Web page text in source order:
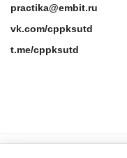
practika@embit.ru
vk.com/cppksutd
t.me/cppksutd